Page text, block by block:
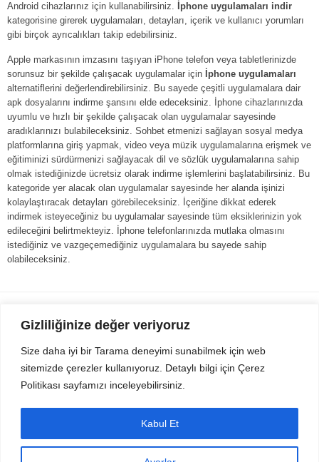
Gizliliğinize değer veriyoruz
Size daha iyi bir Tarama deneyimi sunabilmek için web
sitemizde çerezler kullanıyoruz. Detaylı bilgi için Çerez
Politikası sayfamızı inceleyebilirsiniz.
Kabul Et
Android cihazlarınız için kullanabilirsiniz.
İphone uygulamaları indir
kategorisine girerek uygulamaları, detayları, içerik ve kullanıcı yorumları
gibi birçok ayrıcalıkları takip edebilirsiniz.
Apple markasının imzasını taşıyan iPhone telefon veya tabletlerinizde
sorunsuz bir şekilde çalışacak uygulamalar için İphone uygulamaları
alternatiflerini değerlendirebilirsiniz. Bu sayede çeşitli uygulamalara dair
apk dosyalarını indirme şansını elde edeceksiniz. İphone cihazlarınızda
uyumlu ve hızlı bir şekilde çalışacak olan uygulamalar sayesinde
aradıklarınızı bulabileceksiniz. Sohbet etmenizi sağlayan sosyal medya
platformlarına giriş yapmak, video veya müzik uygulamalarına erişmek ve
eğitiminizi sürdürmenizi sağlayacak dil ve sözlük uygulamalarına sahip
olmak istediğinizde ücretsiz olarak indirme işlemlerini başlatabilirsiniz. Bu
kategoride yer alacak olan uygulamalar sayesinde her alanda işinizi
kolaylaştıracak detayları görebileceksiniz. İçeriğine dikkat ederek
indirmek isteyeceğiniz bu uygulamalar sayesinde tüm eksiklerinizin yok
edileceğini belirtmekteyiz. İphone telefonlarınızda mutlaka olmasını
istediğiniz ve vazgeçemediğiniz uygulamalara bu sayede sahip
olabileceksiniz.
Gezi Seyahat indirvip apk
Sitemizden Son sürüm Program, Android Uygulama, Android Oyun, Apk
Dosyalarını indirip güvenle bilgisayar ve cep telefonlarınızda kullanabilirsiniz.